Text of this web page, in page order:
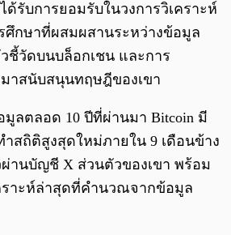
ด้รับการยอมรับในวงการวิเคราะห์
ศึกษาที่ผสมผสานระหว่างข้อมูล
ชี้วัดบนบล็อกเชน และการ
าสนับสนุนทฤษฎีของเขา
มูลตลอด 10 ปีที่ผ่านมา Bitcoin มี
ำสถิติสูงสุดใหม่ภายใน 9 เดือนข้าง
ผ่านบัญชี X ส่วนตัวของเขา พร้อม
ราะห์ล่าสุดที่คำนวณจากข้อมูล